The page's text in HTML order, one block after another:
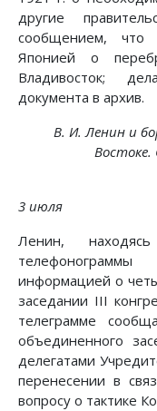
другие
сообщением, что
Японией о
Владивосток;
документа в архив.
В. И. Ленин и
Востоке.
3 июля
Ленин,
информацией о
заседании III
телеграмме
объединенного
делегатами
перенесении в
вопросу о тактике